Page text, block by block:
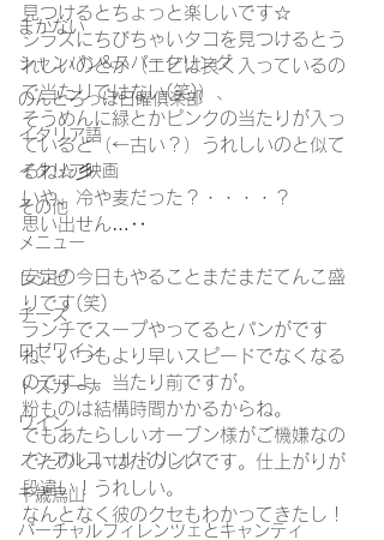
まかない
シャンパン&スパークリング
のんとろっぽ日曜俱楽部
イタリア語
イタリア映画
その他
メニュー
レシピ
チーズ
ロゼワイン
トスカーナ
ワイン
ノンアルコールドリンク
千歳烏山
バーチャルフィレンツェとキャンティ
見つけるとちょっと楽しいです☆
シラスにちびちゃいタコを見つけるとう
れしいのとか（エビは良く入っているの
で当たりではない(笑)）、
そうめんに緑とかピンクの当たりが入っ
ていると（←古い？）うれしいのと似て
るね☆彡
いや、冷や麦だった？・・・・？
思い出せん…‥
安定の今日もやることまだまだてんこ盛
りです(笑)
ランチでスープやってるとパンがです
ね、いつもより早いスピードでなくなる
のですよ。当たり前ですが。
粉ものは結構時間かかるからね。
でもあたらしいオーブン様がご機嫌なの
でたのしいはたのしいです。仕上がりが
段違い！うれしい。
なんとなく彼のクセもわかってきたし！